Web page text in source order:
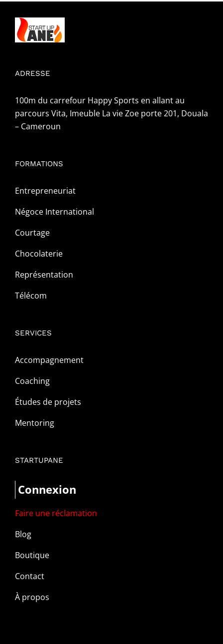
ADRESSE
100m du carrefour Happy Sports en allant au
parcours Vita, Imeuble La vie Zoe porte 201, Douala
– Cameroun
FORMATIONS
Entrepreneuriat
Négoce International
Courtage
Chocolaterie
Représentation
Télécom
SERVICES
Accompagnement
Coaching
Études de projets
Mentoring
STARTUPANE
Connexion
Faire une réclamation
Blog
Boutique
Contact
À propos